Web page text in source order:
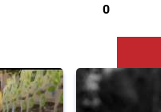
0